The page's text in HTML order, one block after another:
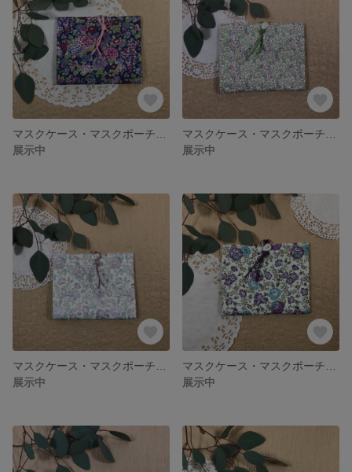
展示中
展示中
展示中
展示中